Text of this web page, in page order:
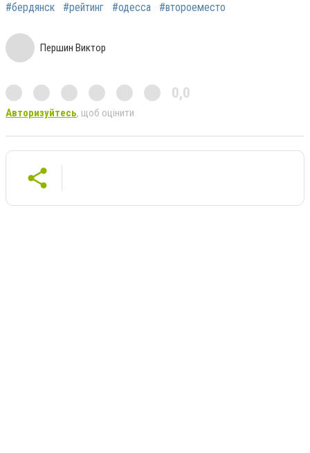
#бердянск #рейтинг #одесса #второеместо
Першин Виктор
0,0
Авторизуйтесь, щоб оцінити